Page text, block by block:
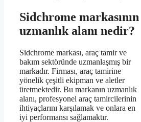
Sidchrome markasının
uzmanlık alanı nedir?
Sidchrome markası, araç tamir ve
bakım sektöründe uzmanlaşmış bir
markadır. Firması, araç tamirine
yönelik çeşitli ekipman ve aletler
üretmektedir. Bu markanın uzmanlık
alanı, profesyonel araç tamircilerinin
ihtiyaçlarını karşılamak ve onlara en
iyi performansı sağlamaktır.